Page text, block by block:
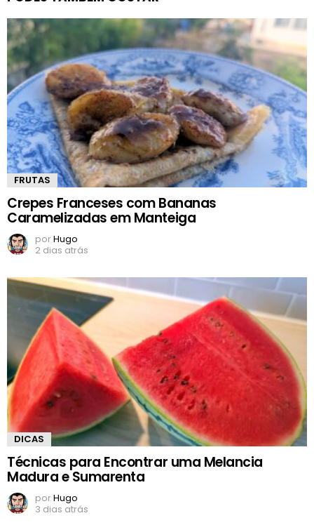
FRUTAS
Crepes Franceses com Bananas
Caramelizadas em Manteiga
porHugo
2 dias atrás
DICAS
Técnicas para Encontrar uma Melancia
Madura e Sumarenta
porHugo
3 dias atrás